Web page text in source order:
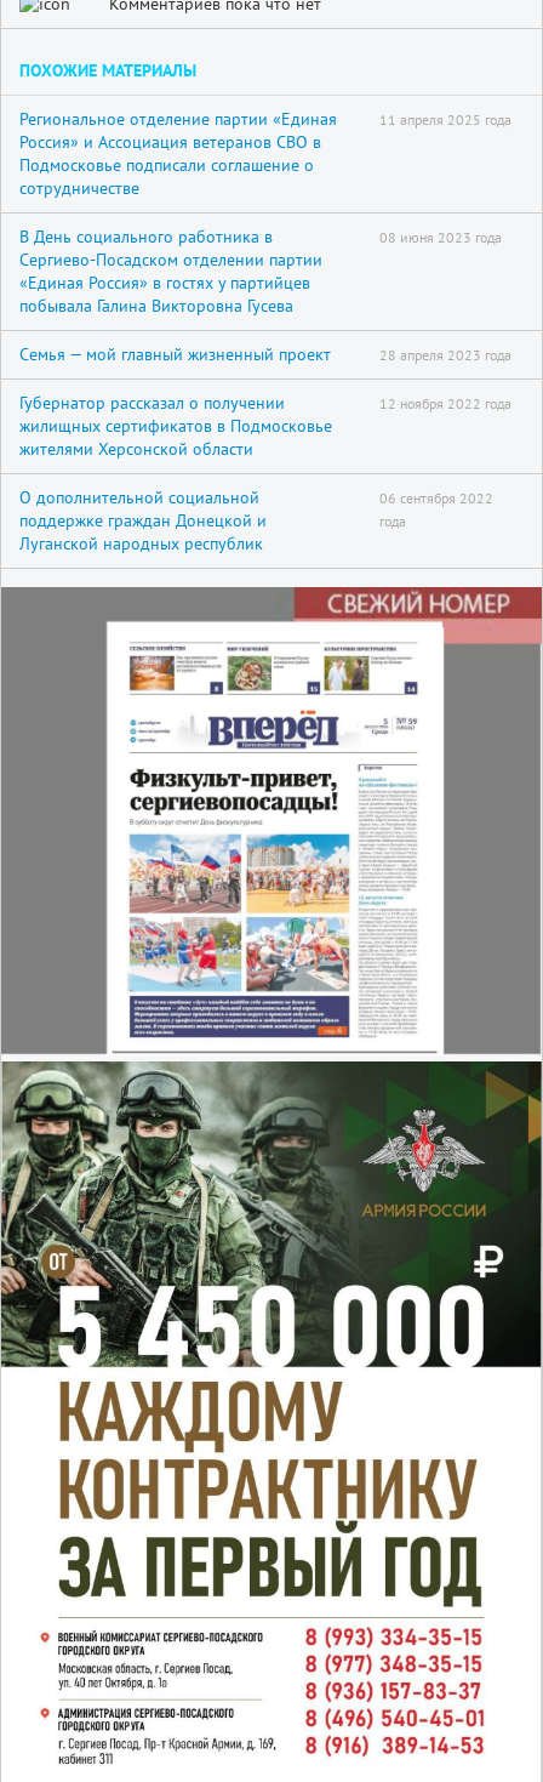
ПОХОЖИЕ МАТЕРИАЛЫ
Региональное отделение партии «Единая
Россия» и Ассоциация ветеранов СВО в
Подмосковье подписали соглашение о
сотрудничестве
11 апреля 2025 года
В День социального работника в
Сергиево-Посадском отделении партии
«Единая Россия» в гостях у партийцев
побывала Галина Викторовна Гусева
08 июня 2023 года
Семья — мой главный жизненный проект 28 апреля 2023 года
Губернатор рассказал о получении
жилищных сертификатов в Подмосковье
жителями Херсонской области
12 ноября 2022 года
О дополнительной социальной
поддержке граждан Донецкой и
Луганской народных республик
06 сентября 2022
года